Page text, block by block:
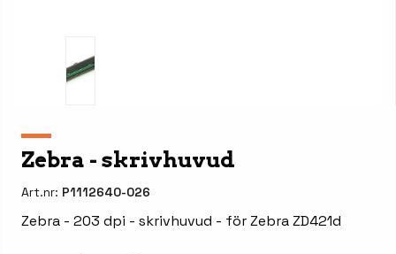
Zebra - skrivhuvud
Art.nr: P1112640-026
Zebra - 203 dpi - skrivhuvud - för Zebra ZD421d